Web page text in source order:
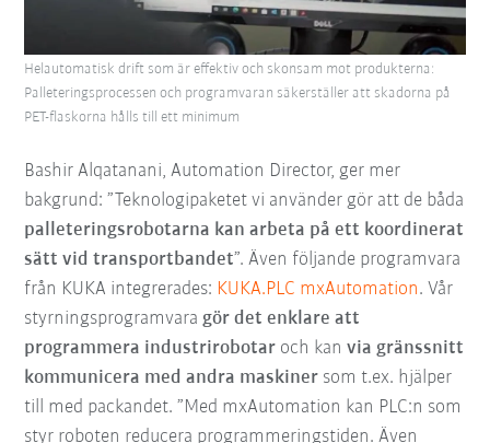
Bashir Alqatanani, Automation Director, ger mer
bakgrund: ”Teknologipaketet vi använder gör att de båda
palleteringsrobotarna kan arbeta på ett koordinerat
sätt vid transportbandet”. Även följande programvara
från KUKA integrerades: KUKA.PLC mxAutomation. Vår
styrningsprogramvara gör det enklare att
programmera industrirobotar och kanvia gränssnitt
kommunicera med andra maskiner som t.ex. hjälper
till med packandet. ”Med mxAutomation kan PLC:n som
styr roboten reducera programmeringstiden. Även
Helautomatisk drift som är effektiv och skonsam mot produkterna:
Palleteringsprocessen och programvaran säkerställer att skadorna på
PET-flaskorna hålls till ett minimum